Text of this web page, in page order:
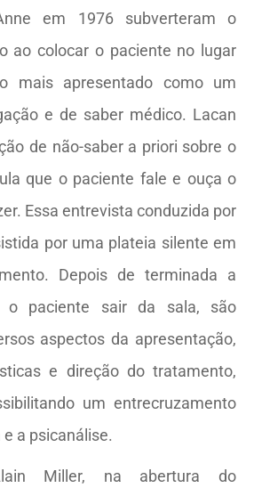
em 1976 subverteram o
ao colocar o paciente no lugar
mais apresentado como um
e de saber médico. Lacan
de não-saber a priori sobre o
que o paciente fale e ouça o
Essa entrevista conduzida por
por uma plateia silente em
Depois de terminada a
o paciente sair da sala, são
aspectos da apresentação,
e direção do tratamento,
um entrecruzamento
a psicanálise.
Miller, na abertura do